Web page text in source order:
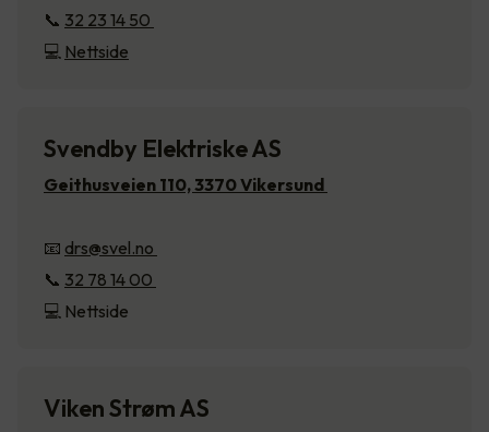
📞 32 23 14 50
💻 Nettside
Svendby Elektriske AS
Geithusveien 110, 3370 Vikersund
📧 drs@svel.no
📞 32 78 14 00
💻 Nettside
Viken Strøm AS